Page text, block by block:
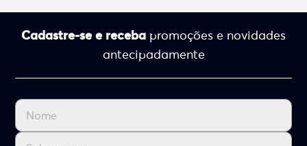
Cadastre-se e receba promoções e novidades
antecipadamente